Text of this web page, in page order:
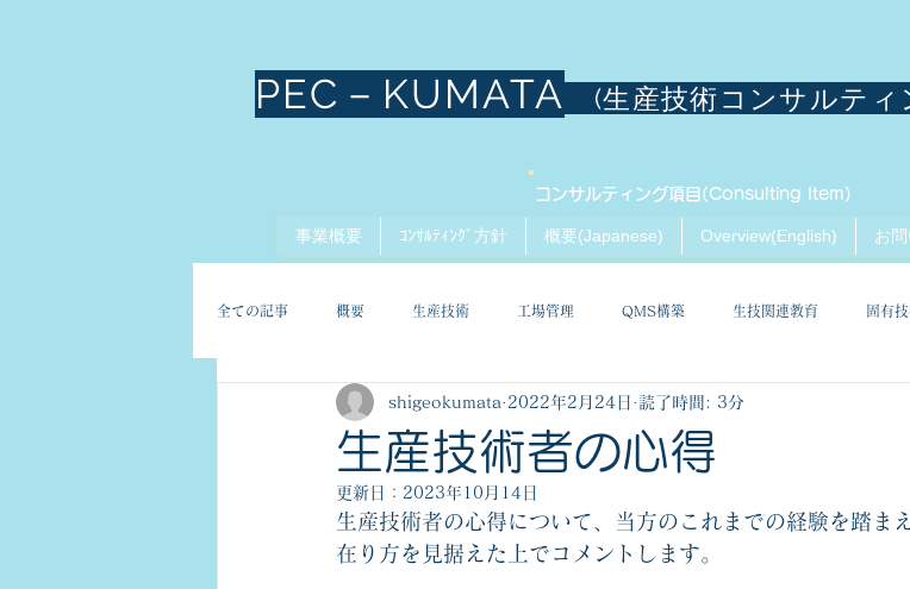
PEC－KUMATA (生産技術コンサルティ
コンサルティング項目(Consulting Item)
事業概要 ｺﾝｻﾙﾃｨﾝｸﾞ方針 概要(Japanese) Overview(English) お
全ての記事 概要 生産技術 工場管理 QMS構築 生技関連教育 固有
生産技術者の心得
shigeokumata 2022年2月24日 読了時間: 3分
更新日： 2023年10月14日
生産技術者の心得について、当方のこれまでの経験を踏ま
在り方を見据えた上でコメントします。